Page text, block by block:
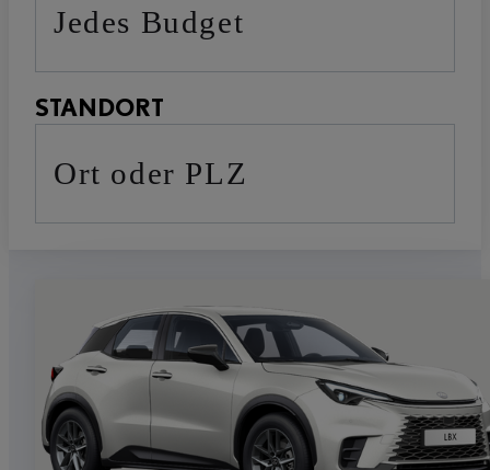
Jedes Budget
STANDORT
Ort oder PLZ